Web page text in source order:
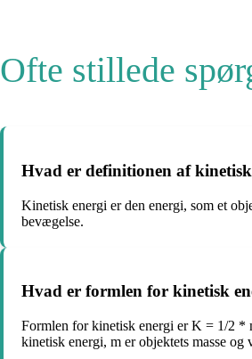
Ofte stillede
Hvad er definitionen af
Kinetisk energi er den energi, som et
bevægelse.
Hvad er formlen for kinetisk
Formlen for kinetisk energi er K = 1/2
kinetisk energi, m er objektets masse og